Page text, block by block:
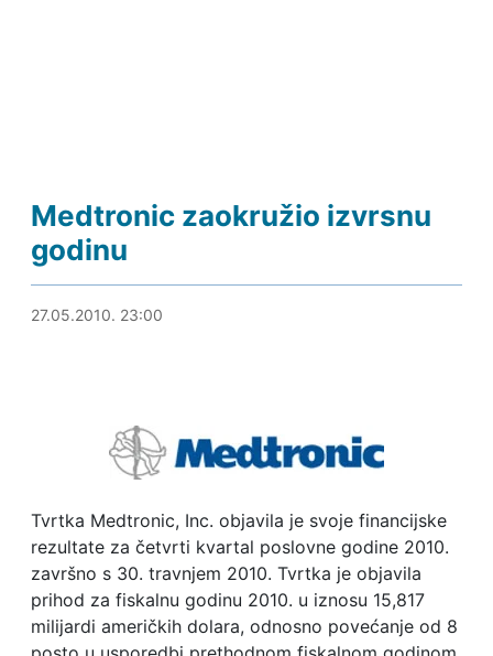
Medtronic zaokružio izvrsnu
godinu
31.05.2010. 20:08
27.05.2010. 23:00
Tvrtka Medtronic, Inc. objavila je svoje financijske
rezultate za četvrti kvartal poslovne godine 2010.
završno s 30. travnjem 2010. Tvrtka je objavila
prihod za fiskalnu godinu 2010. u iznosu 15,817
milijardi američkih dolara, odnosno povećanje od 8